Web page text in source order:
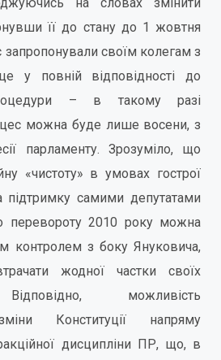
її до стану до 1 жовтня
запропонували своїм колегам з
у повній відповідності до
– в такому разі
можна буде лише восени, з
парламенту. Зрозуміло, що
«чистоту» в умовах гострої
підтримку самими депутатами
перевороту 2010 року можна
контролем з боку Януковича,
жодної частки своїх
можливість
Конституції напряму
дисципліни ПР, що, в